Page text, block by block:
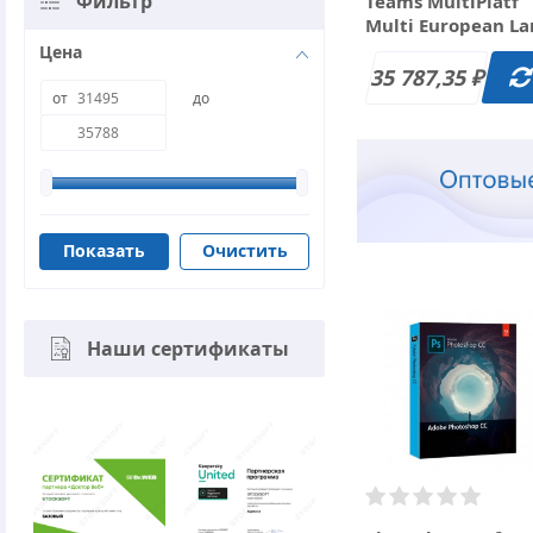
Multi European
New Subscr 12
(1-9) за 35 787.35
35 787,35₽
Цена
от до
Очистить
Наши сертификаты